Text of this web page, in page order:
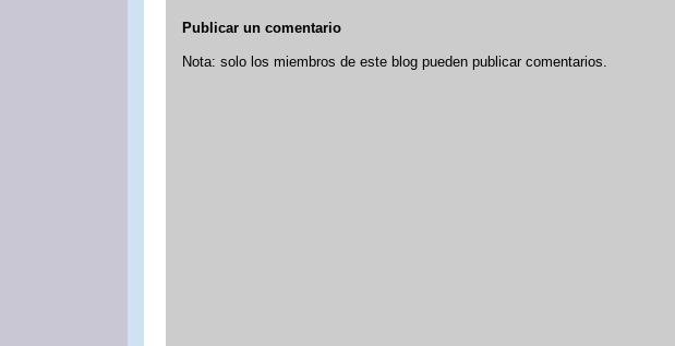
Publicar un comentario
Nota: solo los miembros de este blog pueden publicar comentarios.